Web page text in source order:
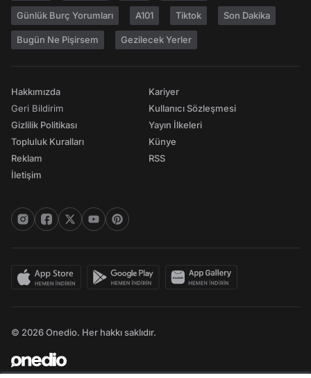
Günlük Burç Yorumları A101 Tiktok Son Dakika
Bugün Ne Pişirsem Gezilecek Yerler
Hakkımızda
Geri Bildirim
Gizlilik Politikası
Topluluk Kuralları
Reklam
İletişim
Kariyer
Kullanıcı Sözleşmesi
Yayın İlkeleri
Künye
RSS
© 2026 Onedio. Her hakkı saklıdır.